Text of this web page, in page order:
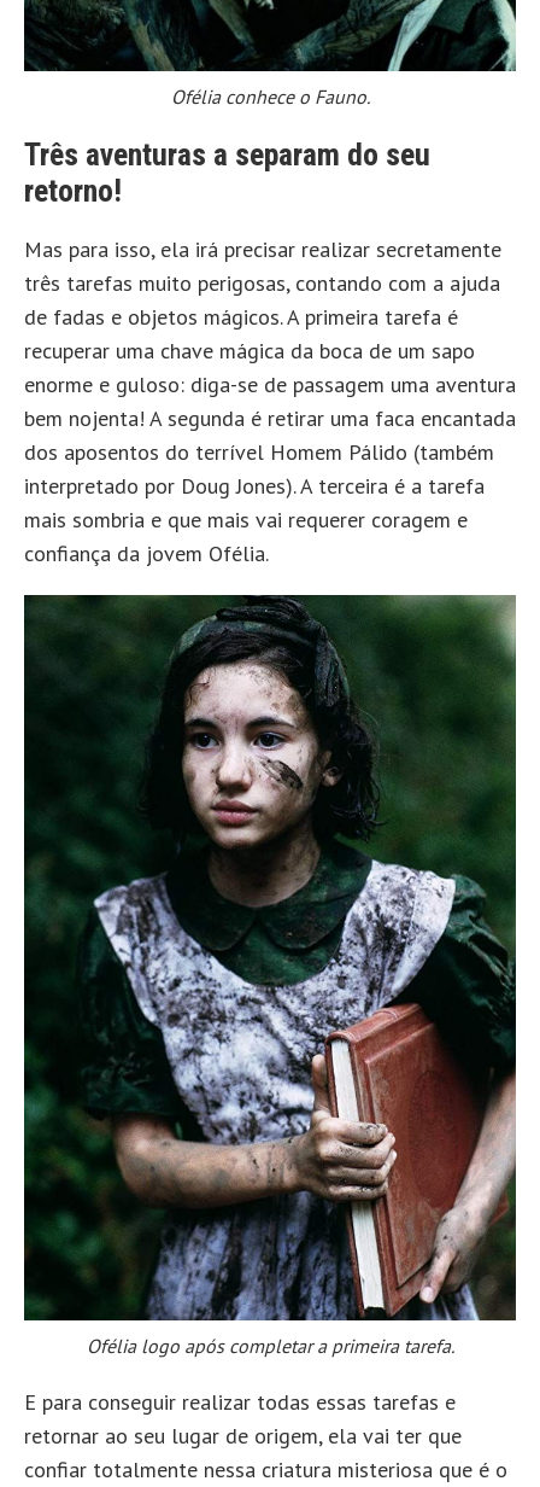
Ofélia conhece o Fauno.
Três aventuras a separam do seu
retorno!
Mas para isso, ela irá precisar realizar secretamente
três tarefas muito perigosas, contando com a ajuda
de fadas e objetos mágicos. A primeira tarefa é
recuperar uma chave mágica da boca de um sapo
enorme e guloso: diga-se de passagem uma aventura
bem nojenta! A segunda é retirar uma faca encantada
dos aposentos do terrível Homem Pálido (também
interpretado por Doug Jones). A terceira é a tarefa
mais sombria e que mais vai requerer coragem e
confiança da jovem Ofélia.
Ofélia logo após completar a primeira tarefa.
E para conseguir realizar todas essas tarefas e
retornar ao seu lugar de origem, ela vai ter que
confiar totalmente nessa criatura misteriosa que é o